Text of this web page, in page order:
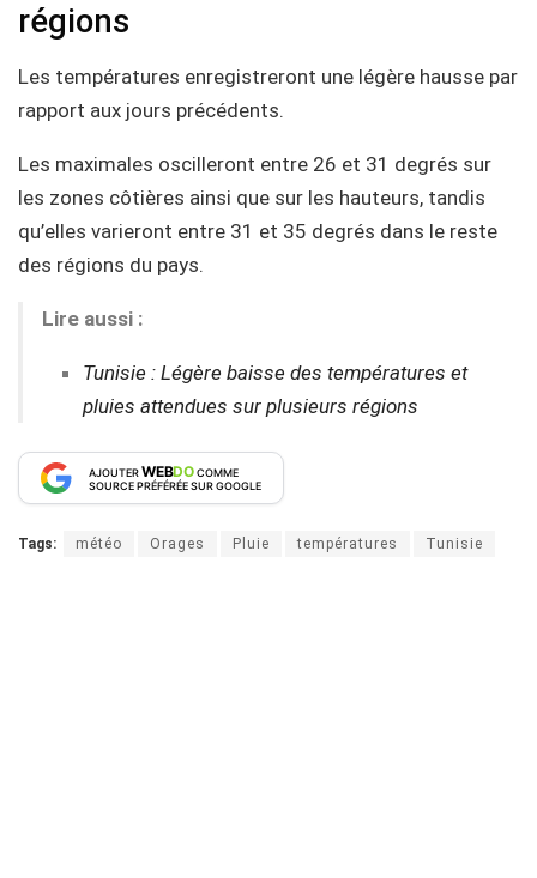
régions
Les températures enregistreront une légère hausse par
rapport aux jours précédents.
Les maximales oscilleront entre 26 et 31 degrés sur
les zones côtières ainsi que sur les hauteurs, tandis
qu’elles varieront entre 31 et 35 degrés dans le reste
des régions du pays.
Lire aussi :
Tunisie : Légère baisse des températures et
pluies attendues sur plusieurs régions
AJOUTERWEBDOCOMME
SOURCE PRÉFÉRÉE SUR GOOGLE
Tags: météo Orages Pluie températures Tunisie